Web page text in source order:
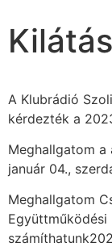
A Klubrádió
kérdezték a
Meghallgatom a
január 04.,
Meghallgatom
Együttműködési